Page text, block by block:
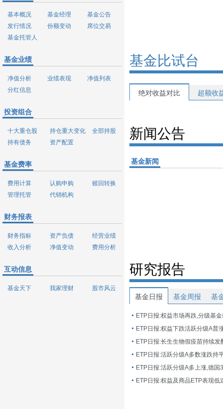
基本概况 基金经理
基金公告
发行情况
份额变动
席位交易
基金托管人
基金业绩
净值分析 业绩表现
净值列表
分红信息
投资组合
十大重仓股 持仓重大变化
全部持股
持有债务
资产配置
基金费率
费用计算 认购申购
赎回转换
管理托管
代销机构
财务报表
财务指标 资产负债
经营业绩
收入分析
净值变动 费用分析
互动信息
基金天下 我家理财 股市风云
基金比试台
绝对收益对比 超额收
新闻公告
基金新闻
研究报告
基金日报 基金周报 基
ETP日报:权益市场再跌,分级基
ETP日报:长生生物假疫苗持续发
ETP日报:活跃分级A多数涨跌持
ETP日报:活跃分级A多上涨,德国